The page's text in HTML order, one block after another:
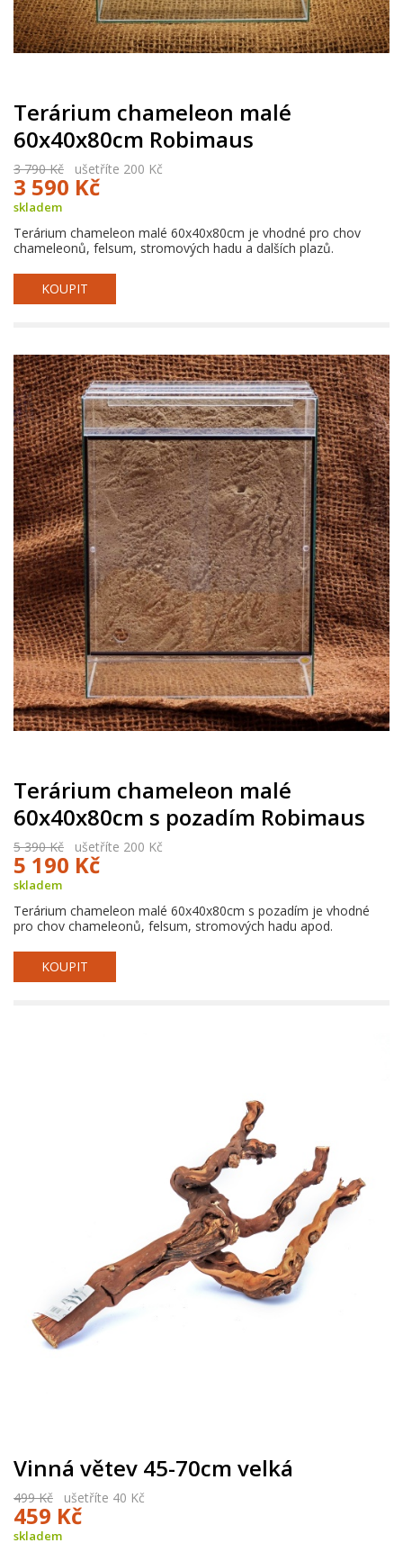
Terárium chameleon malé
60x40x80cm Robimaus
3 790 Kč ušetříte 200 Kč
3 590 Kč
skladem
Terárium chameleon malé 60x40x80cm je vhodné pro chov
chameleonů, felsum, stromových hadu a dalších plazů.
KOUPIT
Terárium chameleon malé
60x40x80cm s pozadím Robimaus
5 390 Kč ušetříte 200 Kč
5 190 Kč
skladem
Terárium chameleon malé 60x40x80cm s pozadím je vhodné
pro chov chameleonů, felsum, stromových hadu apod.
KOUPIT
Vinná větev 45-70cm velká
499 Kč ušetříte 40 Kč
459 Kč
skladem